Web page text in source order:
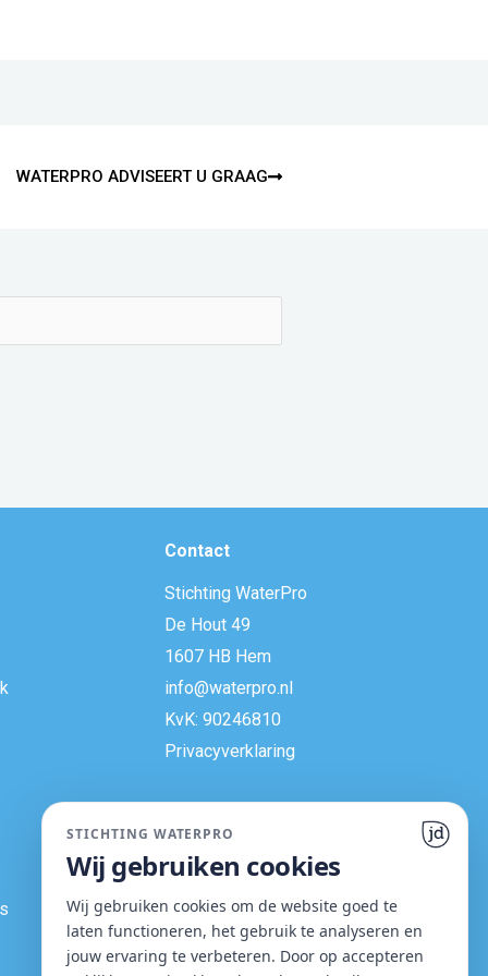
WATERPRO ADVISEERT U GRAAG
Contact
Stichting WaterPro
De Hout 49
1607 HB Hem
info@waterpro.nl
KvK: 90246810
Privacyverklaring​
STICHTING WATERPRO
Wij gebruiken cookies
Wij gebruiken cookies om de website goed te
laten functioneren, het gebruik te analyseren en
jouw ervaring te verbeteren. Door op accepteren